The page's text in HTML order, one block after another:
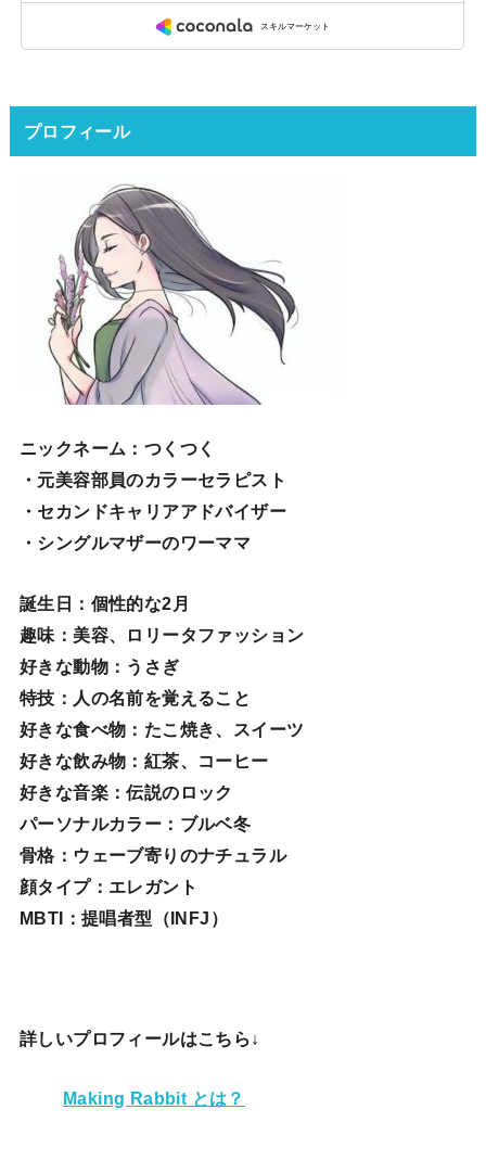
プロフィール
ニックネーム ：つくつく
・元美容部員のカラーセラピスト
・セカンドキャリアアドバイザー
・シングルマザーのワーママ
誕生日 ：個性的な2月
趣味 ：美容、ロリータファッション
好きな動物：うさぎ
特技 ：人の名前を覚えること
好きな食べ物 ：たこ焼き、スイーツ
好きな飲み物：紅茶、コーヒー
好きな音楽：伝説のロック
パーソナルカラー：ブルベ冬
骨格：ウェーブ寄りのナチュラル
顔タイプ：エレガン ト
MBTI：提唱者型（INFJ）
詳しいプロフィールはこちら↓
Making Rabbit とは？